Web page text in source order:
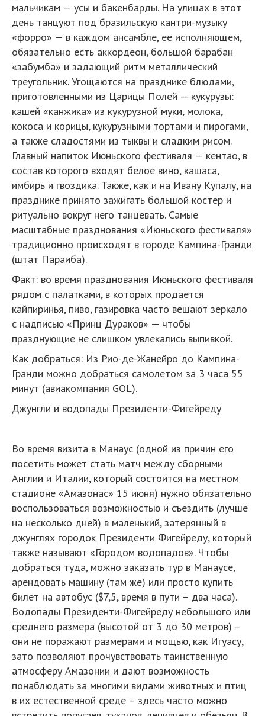
мальчикам — усы и бакенбарды. На улицах в этот
день танцуют под бразильскую кантри-музыку
«форро» — в каждом ансамбле, ее исполняющем,
обязательно есть аккордеон, большой барабан
«забумба» и задающий ритм металлический
треугольник. Угощаются на празднике блюдами,
приготовленными из Царицы Полей — кукурузы:
кашей «канжика» из кукурузной муки, молока,
кокоса и корицы, кукурузными тортами и пирогами,
а также сладостями из тыквы и сладким рисом.
Главный напиток Июньского фестиваля — кентао, в
состав которого входят белое вино, кашаса,
имбирь и гвоздика. Также, как и на Ивану Купалу, на
празднике принято зажигать большой костер и
ритуально вокруг него танцевать. Самые
масштабные празднования «Июньского фестиваля»
традиционно происходят в городе Кампина-Гранди
(штат Параиба).
Факт: во время празднования Июньского фестиваля
рядом с палатками, в которых продается
кайпиринья, пиво, газировка часто вешают зеркало
с надписью «Принц Дураков» — чтобы
празднующие не слишком увлекались выпивкой.
Как добраться: Из Рио-де-Жанейро до Кампина-
Гранди можно добраться самолетом за 3 часа 55
минут (авиакомпания GOL).
Джунгли и водопады Президенти-Фигейреду
Во время визита в Манаус (одной из причин его
посетить может стать матч между сборными
Англии и Италии, который состоится на местном
стадионе «Амазонас» 15 июня) нужно обязательно
воспользоваться возможностью и съездить (лучше
на несколько дней) в маленький, затерянный в
джунглях городок Президенти Фигейреду, который
также называют «Городом водопадов». Чтобы
добраться туда, можно заказать тур в Манаусе,
арендовать машину (там же) или просто купить
билет на автобус ($7,5, время в пути – два часа).
Водопады Президенти-Фигейреду небольшого или
среднего размера (высотой от 3 до 30 метров) –
они не поражают размерами и мощью, как Игуасу,
зато позволяют прочувствовать таинственную
атмосферу Амазонии и дают возможность
понаблюдать за многими видами животных и птиц
в их естественной среде – здесь часто можно